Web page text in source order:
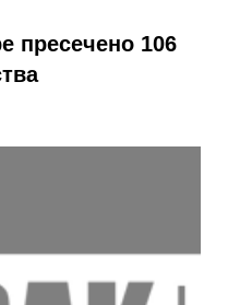
пресечено 106